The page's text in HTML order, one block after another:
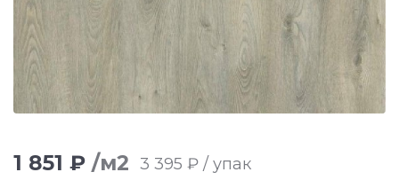
1 851 ₽ /м2 3 395 ₽ / упак